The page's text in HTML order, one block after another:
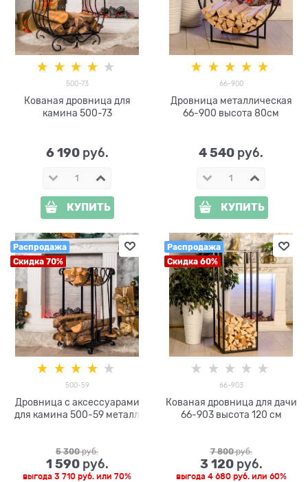
500-73
Кованая дровница для
камина 500-73
6 190 руб.
КУПИТЬ
66-900
Дровница металлическая
66-900 высота 80см
4 540 руб.
КУПИТЬ
Распродажа
Скидка 70%
500-59
Дровница с аксессуарами
для камина 500-59 металл
5 300 руб.
1 590 руб.
выгода 3 710 руб. или 70%
Распродажа
Скидка 60%
66-903
Кованая дровница для дачи
66-903 высота 120 см
7 800 руб.
3 120 руб.
выгода 4 680 руб.или 60%